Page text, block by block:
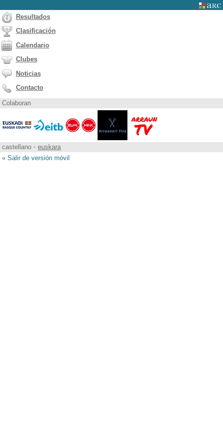
Resultados
Clasificación
Calendario
Clubes
Noticias
Contacto
Colaboran
castellano • euskara
« Salir de versión móvil